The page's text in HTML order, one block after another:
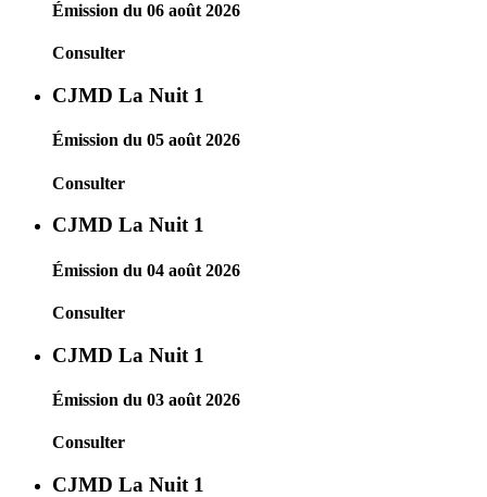
Émission du 06 août 2026
Consulter
CJMD La Nuit 1
Émission du 05 août 2026
Consulter
CJMD La Nuit 1
Émission du 04 août 2026
Consulter
CJMD La Nuit 1
Émission du 03 août 2026
Consulter
CJMD La Nuit 1